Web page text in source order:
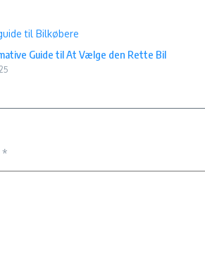
Guide til At Vælge den Rette Bil
*